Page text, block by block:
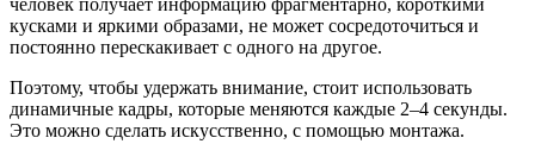
кусками и яркими образами, не может сосредоточиться и
постоянно перескакивает с одного на другое.
Поэтому, чтобы удержать внимание, стоит использовать
динамичные кадры, которые меняются каждые 2–4 секунды.
Это можно сделать искусственно, с помощью монтажа.